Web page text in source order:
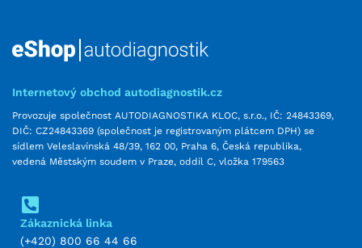
Internetový obchod autodiagnostik.cz
Provozuje společnost AUTODIAGNOSTIKA KLOC, s.r.o., IČ: 24843369,
DIČ: CZ24843369 (společnost je registrovaným plátcem DPH) se
sídlem Veleslavínská 48/39, 162 00, Praha 6, Česká republika,
vedená Městským soudem v Praze, oddíl C, vložka 179563
Zákaznická linka
(+420) 800 66 44 66